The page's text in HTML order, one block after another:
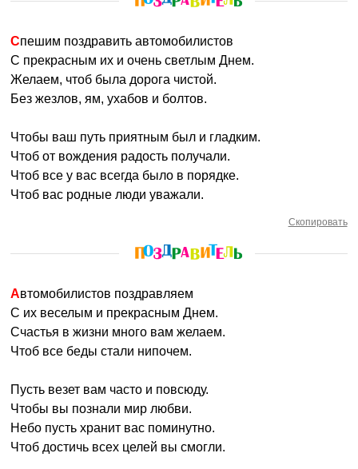
Спешим поздравить автомобилистов
С прекрасным их и очень светлым Днем.
Желаем, чтоб была дорога чистой.
Без жезлов, ям, ухабов и болтов.
Чтобы ваш путь приятным был и гладким.
Чтоб от вождения радость получали.
Чтоб все у вас всегда было в порядке.
Чтоб вас родные люди уважали.
Скопировать
Автомобилистов поздравляем
С их веселым и прекрасным Днем.
Счастья в жизни много вам желаем.
Чтоб все беды стали нипочем.
Пусть везет вам часто и повсюду.
Чтобы вы познали мир любви.
Небо пусть хранит вас поминутно.
Чтоб достичь всех целей вы смогли.